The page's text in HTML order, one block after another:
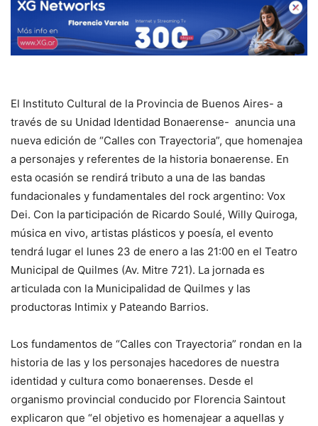
El Instituto Cultural de la Provincia de Buenos Aires- a
través de su Unidad Identidad Bonaerense- anuncia una
nueva edición de “Calles con Trayectoria”, que homenajea
a personajes y referentes de la historia bonaerense. En
esta ocasión se rendirá tributo a una de las bandas
fundacionales y fundamentales del rock argentino: Vox
Dei. Con la participación de Ricardo Soulé, Willy Quiroga,
música en vivo, artistas plásticos y poesía, el evento
tendrá lugar el lunes 23 de enero a las 21:00 en el Teatro
Municipal de Quilmes (Av. Mitre 721). La jornada es
articulada con la Municipalidad de Quilmes y las
productoras Intimix y Pateando Barrios.
Los fundamentos de “Calles con Trayectoria” rondan en la
historia de las y los personajes hacedores de nuestra
identidad y cultura como bonaerenses. Desde el
organismo provincial conducido por Florencia Saintout
explicaron que “el objetivo es homenajear a aquellas y